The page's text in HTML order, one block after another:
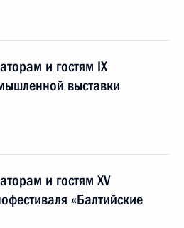
и гостям IX
выставки
и гостям XV
«Балтийские